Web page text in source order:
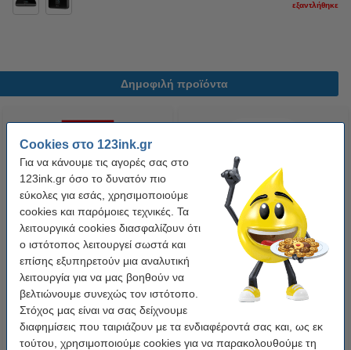
Cookies στο 123ink.gr
Για να κάνουμε τις αγορές σας στο
123ink.gr όσο το δυνατόν πιο
εύκολες για εσάς, χρησιμοποιούμε
cookies και παρόμοιες τεχνικές. Τα
λειτουργικά cookies διασφαλίζουν ότι
ο ιστότοπος λειτουργεί σωστά και
επίσης εξυπηρετούν μια αναλυτική
λειτουργία για να μας βοηθούν να
βελτιώνουμε συνεχώς τον ιστότοπο.
Στόχος μας είναι να σας δείχνουμε
διαφημίσεις που ταιριάζουν με τα ενδιαφέροντά σας και, ως εκ
τούτου, χρησιμοποιούμε cookies για να παρακολουθούμε τη
εξαντλήθηκε
Δημοφιλή προϊόντα
Φωτογραφικό Χαρτί Canon PP-
201 Plus Glossy II 13 x 18cm,
265 g/m² (20 φύλλα)
6,90 €
Συμβατή Μελανοταινία Epson
ERC38B Black (123ink)
1,75 € Συμπ. 24% ΦΠΑ